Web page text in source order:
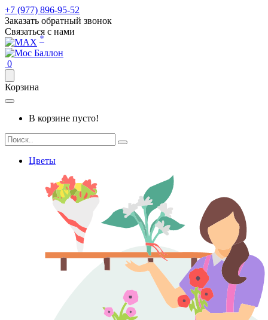
+7 (977) 896-95-52
Заказать обратный звонок
Связаться с нами
*
0
Корзина
В корзине пусто!
Цветы